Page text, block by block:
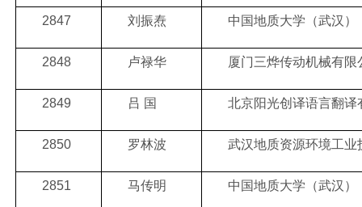
2847 刘振焘 中国地质大学（武汉）
2848 卢禄华 厦门三烨传动机械有限
2849 吕 国 北京阳光创译语言翻译
2850 罗林波 武汉地质资源环境工
2851 马传明 中国地质大学（武汉）